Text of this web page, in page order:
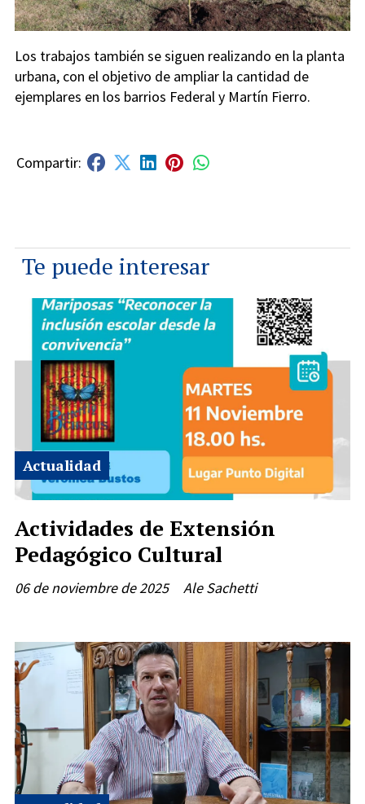
Los trabajos también se siguen realizando en la planta
urbana, con el objetivo de ampliar la cantidad de
ejemplares en los barrios Federal y Martín Fierro.
Te puede interesar
Actividades de Extensión
Pedagógico Cultural
Ale Sachetti
Actualidad
06 de noviembre de 2025